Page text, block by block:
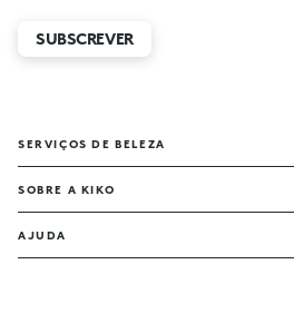
SUBSCREVER
SERVIÇOS DE BELEZA
SOBRE A KIKO
AJUDA